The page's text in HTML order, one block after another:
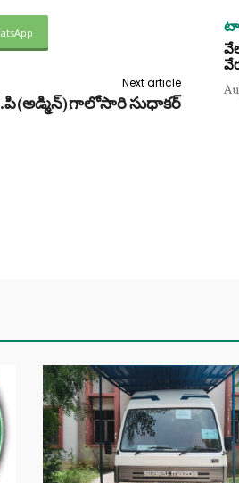
Next article
సుధాకర్